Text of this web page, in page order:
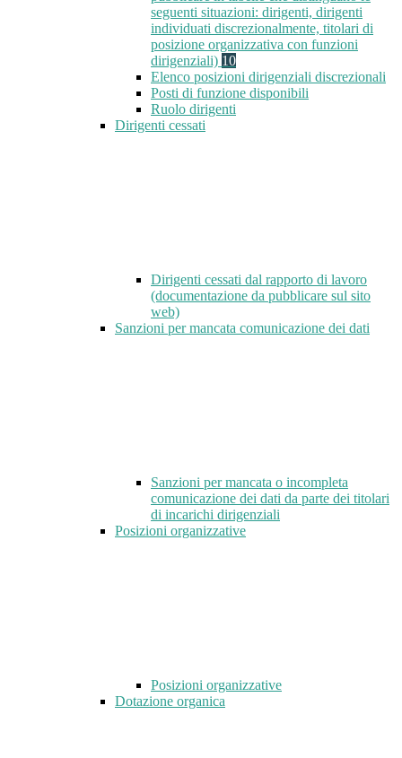
seguenti situazioni: dirigenti, dirigenti
individuati discrezionalmente, titolari di
posizione organizzativa con funzioni
dirigenziali) 10
Elenco posizioni dirigenziali discrezionali
Posti di funzione disponibili
Ruolo dirigenti
Dirigenti cessati
Dirigenti cessati dal rapporto di lavoro
(documentazione da pubblicare sul sito
web)
Sanzioni per mancata comunicazione dei dati
Sanzioni per mancata o incompleta
comunicazione dei dati da parte dei titolari
di incarichi dirigenziali
Posizioni organizzative
Posizioni organizzative
Dotazione organica